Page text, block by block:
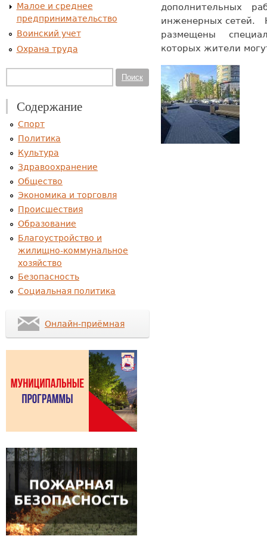
дополнительных
инженерных сетей.
размещены
которых жители
Малое и среднее
предпринимательство
Воинский учет
Охрана труда
Поиск
Содержание
Спорт
Политика
Культура
Здравоохранение
Общество
Экономика и торговля
Происшествия
Образование
Благоустройство и
жилищно-коммунальное
хозяйство
Безопасность
Социальная политика
Онлайн-приёмная